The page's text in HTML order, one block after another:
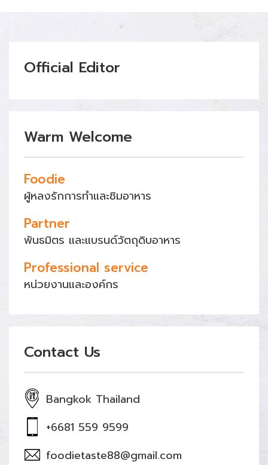
Official Editor
Warm Welcome
Foodie
ผู้หลงรักการทำและชิมอาหาร
Partner
พันธมิตร และแบรนด์วัตถุดิบอาหาร
Professional service
หน่วยงานและองค์กร
Contact Us
Bangkok Thailand
+6681 559 9599
foodietaste88@gmail.com